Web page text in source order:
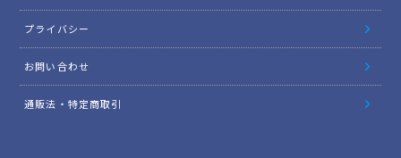
プライバシー
お問い合わせ
通販法・特定商取引